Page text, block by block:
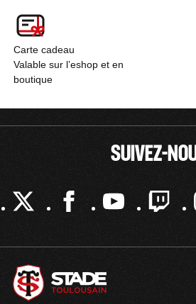
Carte cadeau
Valable sur l’eshop et en
boutique
SUIVEZ-